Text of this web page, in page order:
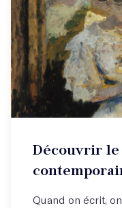
Découvrir
Quand on écrit,